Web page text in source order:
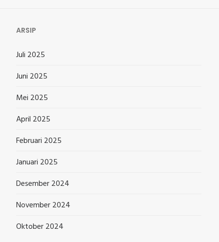
ARSIP
Juli 2025
Juni 2025
Mei 2025
April 2025
Februari 2025
Januari 2025
Desember 2024
November 2024
Oktober 2024